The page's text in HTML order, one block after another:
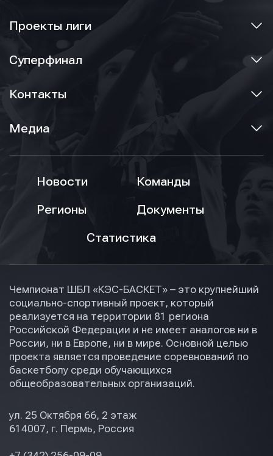
Проекты лиги
Суперфинал
Контакты
Медиа
Новости
Команды
Регионы
Документы
Статистика
Чемпионат ШБЛ «КЭС-БАСКЕТ» – это крупнейший
социально-спортивный проект, который
реализуется на территории 81 региона
Российской Федерации и не имеет аналогов ни в
России, ни в Европе, ни в мире. Основной целью
проекта является проведение соревнований по
баскетболу среди обучающихся
общеобразовательных организаций.
ул. 25 Октября 66, 2 этаж
614007, г. Пермь, Россия